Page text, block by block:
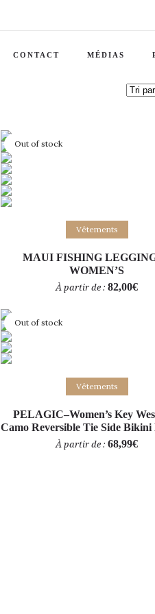
CONTACT MÉDIAS
Choix des options
Out of stock
Vêtements
MAUI FISHING
WOMEN’S
À partir de : 82,00€
Choix des options
Out of stock
Vêtements
PELAGIC–Women’s Key
Camo Reversible Tie Side Bikini
À partir de : 68,99€